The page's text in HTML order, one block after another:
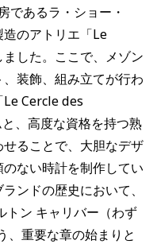
であるラ・ショー・
造のアトリエ「Le
した。ここで、メゾン
装飾、組み立てが行わ
Le Cercle des
、高度な資格を持つ熟
ることで、大胆なデザ
ない時計を制作してい
ンドの歴史において、
トン キャリバー（わず
、重要な章の始まりと